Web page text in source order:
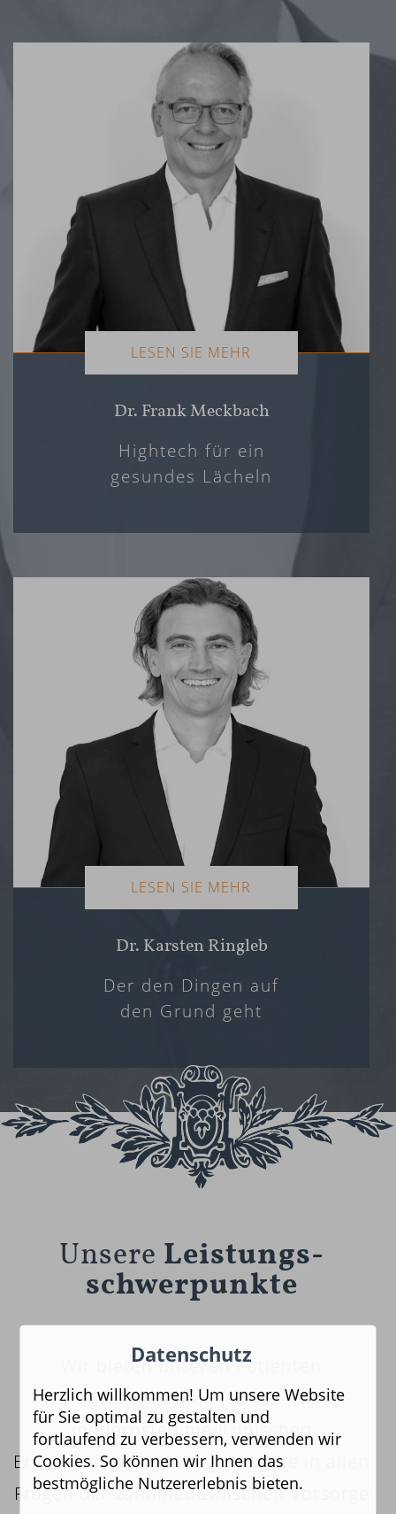
LESEN SIE MEHR
Dr. Frank Meckbach
Hightech für ein
gesundes Lächeln
LESEN SIE MEHR
Dr. Karsten Ringleb
Der den Dingen auf
den Grund geht
Unsere Leistungs­
schwerpunkte
Wir bieten unseren Patienten
erstklassige Zahnmedizin nach
modernsten medizinischen
Erkenntnissen. Wir begleiten Sie in allen
Fragen der zahnmedizinischen Vorsorge
Datenschutz
Herzlich willkommen! Um unsere Website
für Sie optimal zu gestalten und
fortlaufend zu verbessern, verwenden wir
Cookies. So können wir Ihnen das
bestmögliche Nutzererlebnis bieten.